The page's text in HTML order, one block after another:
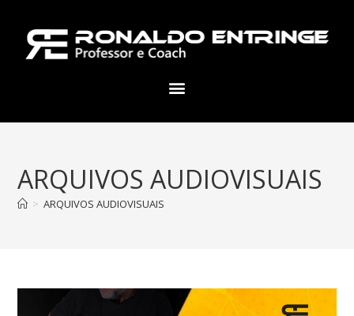
ARQUIVOS AUDIOVISUAIS
> ARQUIVOS AUDIOVISUAIS